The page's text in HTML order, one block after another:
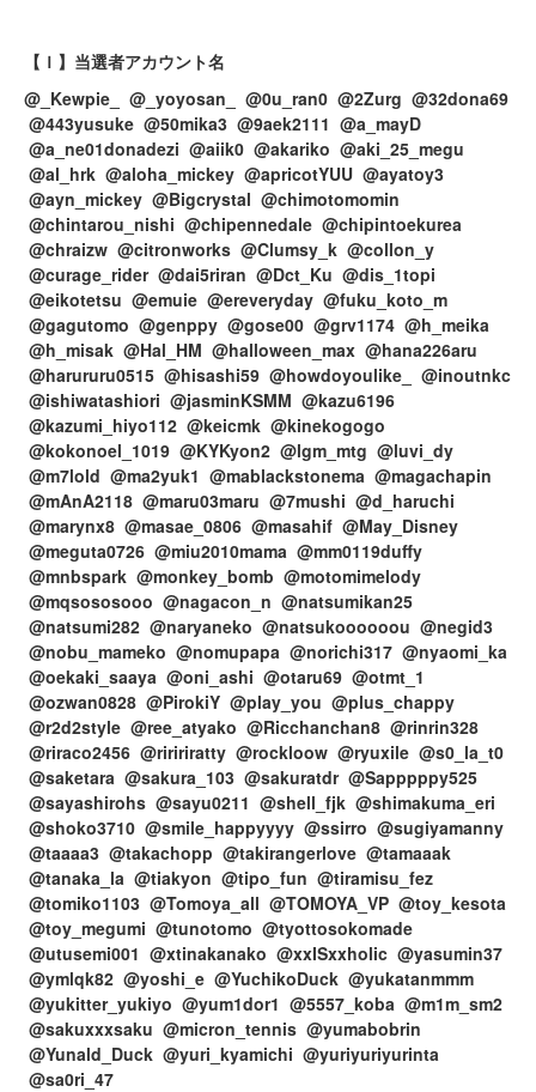
【Ｉ】当選者アカウント名
@_Kewpie_ @_yoyosan_ @0u_ran0 @2Zurg @32dona69
@443yusuke @50mika3 @9aek2111 @a_mayD
@a_ne01donadezi @aiik0 @akariko @aki_25_megu
@al_hrk @aloha_mickey @apricotYUU @ayatoy3
@ayn_mickey @Bigcrystal @chimotomomin
@chintarou_nishi @chipennedale @chipintoekurea
@chraizw @citronworks @Clumsy_k @collon_y
@curage_rider @dai5riran @Dct_Ku @dis_1topi
@eikotetsu @emuie @ereveryday @fuku_koto_m
@gagutomo @genppy @gose00 @grv1174 @h_meika
@h_misak @Hal_HM @halloween_max @hana226aru
@harururu0515 @hisashi59 @howdoyoulike_ @inoutnkc
@ishiwatashiori @jasminKSMM @kazu6196
@kazumi_hiyo112 @keicmk @kinekogogo
@kokonoel_1019 @KYKyon2 @lgm_mtg @luvi_dy
@m7lold @ma2yuk1 @mablackstonema @magachapin
@mAnA2118 @maru03maru @7mushi @d_haruchi
@marynx8 @masae_0806 @masahif @May_Disney
@meguta0726 @miu2010mama @mm0119duffy
@mnbspark @monkey_bomb @motomimelody
@mqsososooo @nagacon_n @natsumikan25
@natsumi282 @naryaneko @natsukoooooou @negid3
@nobu_mameko @nomupapa @norichi317 @nyaomi_ka
@oekaki_saaya @oni_ashi @otaru69 @otmt_1
@ozwan0828 @PirokiY @play_you @plus_chappy
@r2d2style @ree_atyako @Ricchanchan8 @rinrin328
@riraco2456 @riririratty @rockloow @ryuxile @s0_la_t0
@saketara @sakura_103 @sakuratdr @Sapppppy525
@sayashirohs @sayu0211 @shell_fjk @shimakuma_eri
@shoko3710 @smile_happyyyy @ssirro @sugiyamanny
@taaaa3 @takachopp @takirangerlove @tamaaak
@tanaka_la @tiakyon @tipo_fun @tiramisu_fez
@tomiko1103 @Tomoya_all @TOMOYA_VP @toy_kesota
@toy_megumi @tunotomo @tyottosokomade
@utusemi001 @xtinakanako @xxISxxholic @yasumin37
@ymlqk82 @yoshi_e @YuchikoDuck @yukatanmmm
@yukitter_yukiyo @yum1dor1 @5557_koba @m1m_sm2
@sakuxxxsaku @micron_tennis @yumabobrin
@Yunald_Duck @yuri_kyamichi @yuriyuriyurinta
@sa0ri_47